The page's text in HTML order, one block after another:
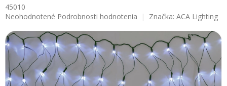
45010
Priemerné
produktu
je
0.0
5
hviezdičiek.
Neohodnotené Podrobnosti hodnotenia Značka: ACA Lighting